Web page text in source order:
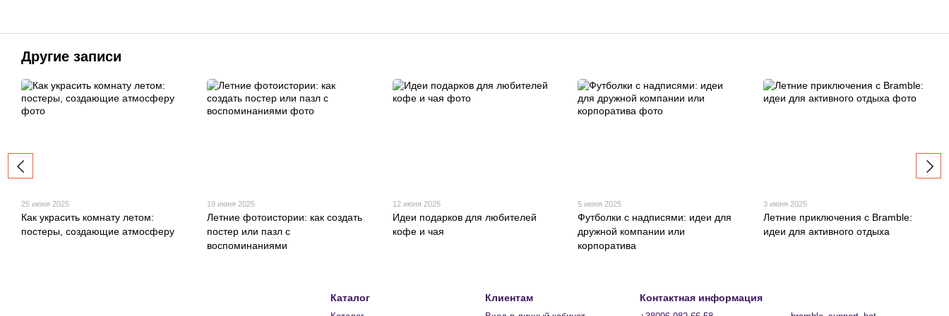
Другие записи
25 июня 2025
Как украсить комнату летом:
постеры, создающие атмосферу
19 июня 2025
Летние фотоистории: как создать
постер или пазл с
воспоминаниями
12 июня 2025
Идеи подарков для любителей
кофе и чая
5 июня 2025
Футболки с надписями: идеи для
дружной компании или
корпоратива
3 июня 2025
Летние приключения с Bramble:
идеи для активного отдыха
Каталог Клиентам Контактная информация